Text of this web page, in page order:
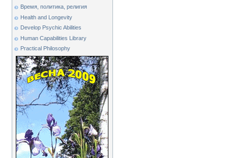
Время, политика, религия
Health and Longevity
Develop Psychic Abilities
Human Capabilities Library
Practical Philosophy